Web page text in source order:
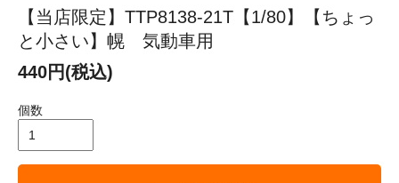
【当店限定】TTP8138-21T【1/80】【ちょっ
と小さい】幌 気動車用
440円(税込)
個数